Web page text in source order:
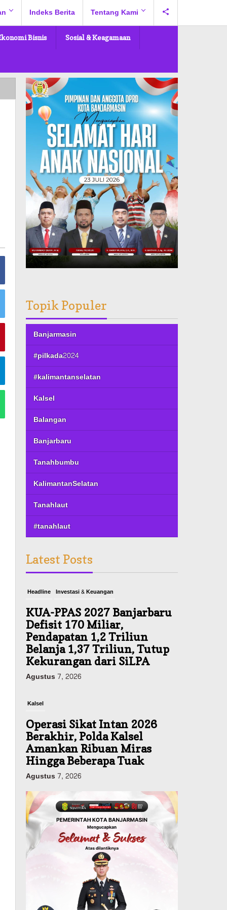
Indeks Berita Tentang Kami
Bisnis Sosial & Keagamaan
Topik Populer
Banjarmasin
#pilkada2024
#kalimantanselatan
Kalsel
Balangan
Banjarbaru
Tanahbumbu
KalimantanSelatan
Tanahlaut
#tanahlaut
Latest Posts
Headline Investasi & Keuangan
KUA-PPAS 2027 Banjarbaru
Defisit 170 Miliar,
Pendapatan 1,2 Triliun
Belanja 1,37 Triliun, Tutup
Kekurangan dari SiLPA
Agustus 7, 2026
Kalsel
Operasi Sikat Intan 2026
Berakhir, Polda Kalsel
Amankan Ribuan Miras
Hingga Beberapa Tuak
Agustus 7, 2026
Pemerintahan Sosial & Keagamaan
Banjarmasin Pilot Project
Perlinsos Digital, Target 30
Persen IKD Masih Jauh,
Komisi II DPR Turun
Agustus 7, 2026